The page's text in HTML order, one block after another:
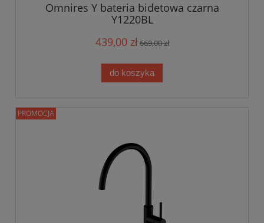
Omnires Y bateria bidetowa czarna
Y1220BL
439,00 zł669,00 zł
do koszyka
PROMOCJA